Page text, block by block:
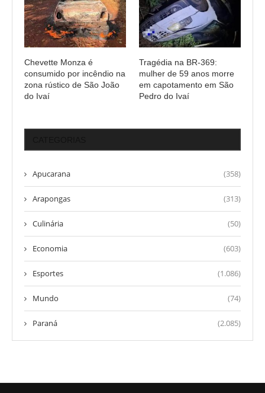
Chevette Monza é
consumido por incêndio na
zona rústico de São João
do Ivaí
Tragédia na BR-369:
mulher de 59 anos morre
em capotamento em São
Pedro do Ivaí
Apucarana (358)
Arapongas (313)
Culinária (50)
Economia (603)
Esportes (1.086)
Mundo (74)
Paraná (2.085)